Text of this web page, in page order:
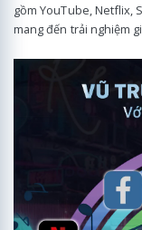
gồm YouTube, Netflix,
mang đến trải nghiệm